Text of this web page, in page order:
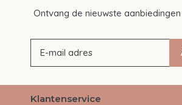
Ontvang de nieuwste
Klantenservice